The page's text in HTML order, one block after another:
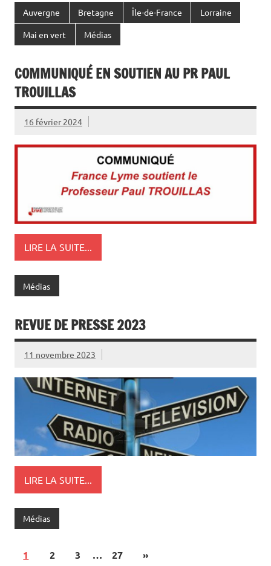
Auvergne Bretagne Île-de-France Lorraine
Mai en vert Médias
COMMUNIQUÉ EN SOUTIEN AU PR PAUL
TROUILLAS
16 février 2024
LIRE LA SUITE...
Médias
REVUE DE PRESSE 2023
11 novembre 2023
LIRE LA SUITE...
Médias
1 2 3 … 27 »